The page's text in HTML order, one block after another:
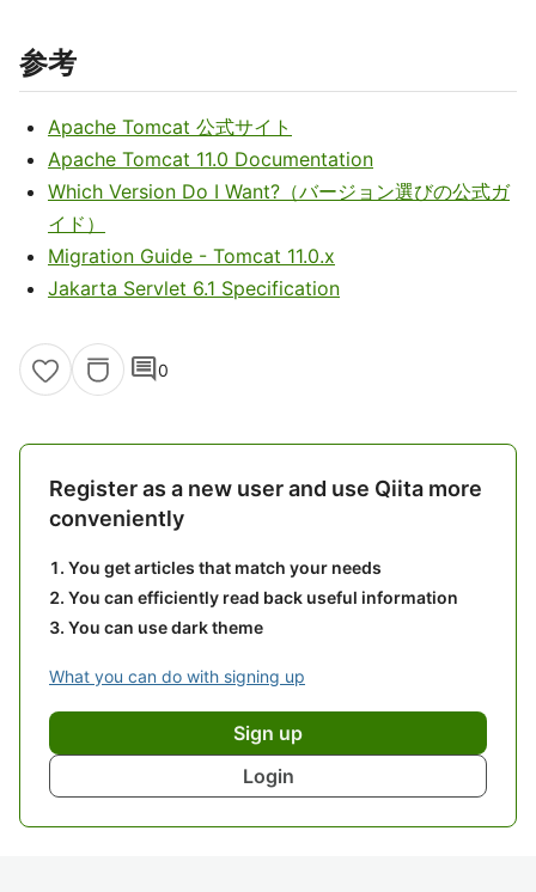
参考
Apache Tomcat 公式サイト
Apache Tomcat 11.0 Documentation
Which Version Do I Want?（バージョン選びの公式ガ
イド）
Migration Guide - Tomcat 11.0.x
Jakarta Servlet 6.1 Specification
comment0
Register as a new user and use Qiita more
conveniently
You get articles that match your needs
You can efficiently read back useful information
You can use dark theme
What you can do with signing up
Sign up
Login